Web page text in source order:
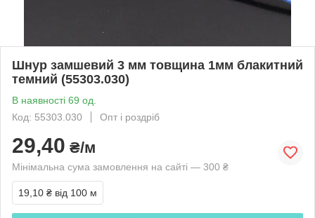
Шнур замшевий 3 мм товщина 1мм блакитний
темний (55303.030)
В наявності 69 од.
Код: 55303.030
Опт і роздріб
29,40 ₴/м
Мінімальна сума замовлення на сайті — 300 ₴
19,10 ₴ від 100 м